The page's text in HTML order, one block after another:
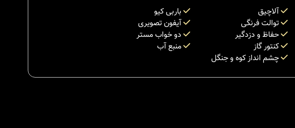
آلاچیق
باربی کیو
توالت فرنگی
آیفون تصویری
حفاظ و دزدگیر
دو خواب مستر
کنتور گاز
منبع آب
چشم انداز کوه و جنگل